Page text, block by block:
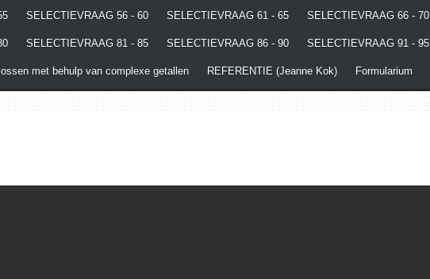
SELECTIEVRAAG 56 - 60 SELECTIEVRAAG 61 - 65 SELECTIEVRAAG 66 - 70
SELECTIEVRAAG 81 - 85 SELECTIEVRAAG 86 - 90 SELECTIEVRAAG 91 - 95
met behulp van complexe getallen REFERENTIE (Jeanne Kok) Formularium